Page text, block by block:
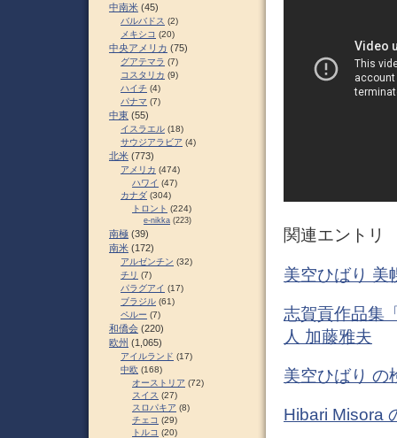
関連エントリ
美空ひばり 美
志賀貢作品集
人 加藤雅夫
美空ひばり の
Hibari Misora
中南米 (45)
バルバドス (2)
メキシコ (20)
中央アメリカ (75)
グアテマラ (7)
コスタリカ (9)
ハイチ (4)
パナマ (7)
中東 (55)
イスラエル (18)
サウジアラビア (4)
北米 (773)
アメリカ (474)
ハワイ (47)
カナダ (304)
トロント (224)
e-nikka (223)
南極 (39)
南米 (172)
アルゼンチン (32)
チリ (7)
パラグアイ (17)
ブラジル (61)
ペルー (7)
和僑会 (220)
欧州 (1,065)
アイルランド (17)
中欧 (168)
オーストリア (72)
スイス (27)
スロパキア (8)
チェコ (29)
トルコ (20)